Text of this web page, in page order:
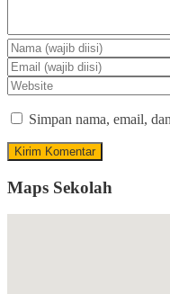
Simpan nama, email,
Maps Sekolah